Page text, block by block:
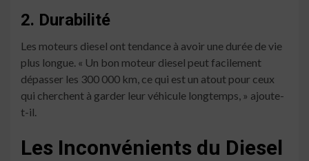
2. Durabilité
Les moteurs diesel ont tendance à avoir une durée de vie
plus longue. « Un bon moteur diesel peut facilement
dépasser les 300 000 km, ce qui est un atout pour ceux
qui cherchent à garder leur véhicule longtemps, » ajoute-
t-il.
Les Inconvénients du Diesel